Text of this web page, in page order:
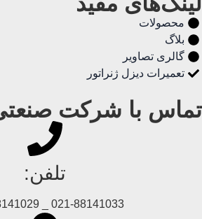
محصولات
بلاگ
گالری تصاویر
تعمیرات دیزل ژنراتور
تماس با شرکت
تلفن:
021-88141033 _ 021-88141029